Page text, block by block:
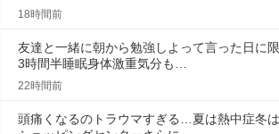
18時間前
友達と一緒に朝から勉強しよって言った日に
3時間半睡眠身体激重気分も…
22時間前
頭痛くなるのトラウマすぎる…夏は熱中症冬